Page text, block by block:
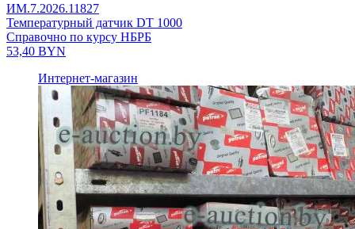
ИМ.7.2026.11827
Температурный датчик DT 1000
Справочно по курсу НБРБ
53,40 BYN
Интернет-магазин